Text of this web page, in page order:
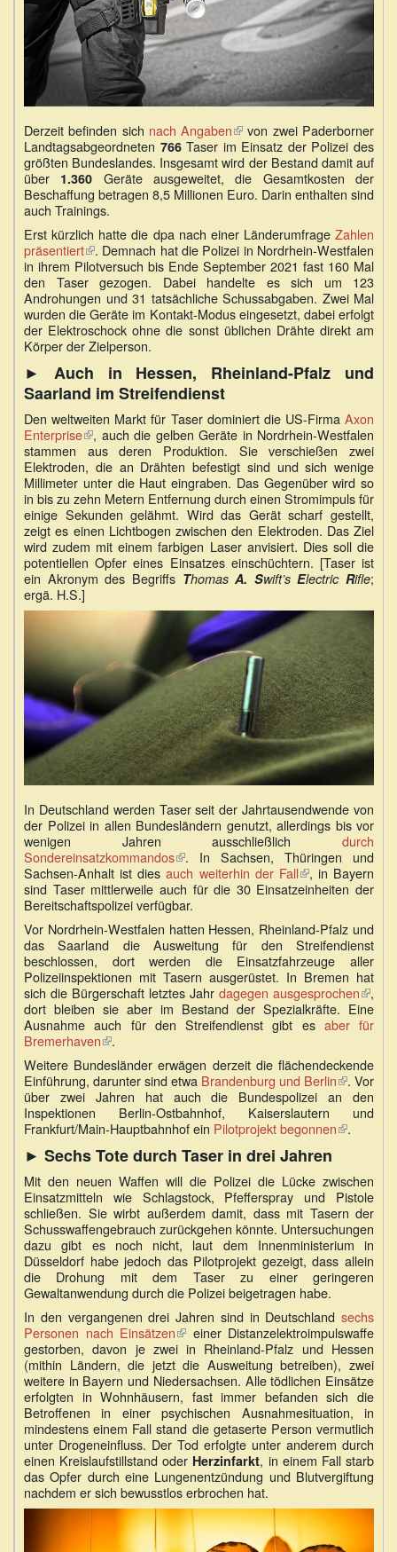
Derzeit befinden sich nach Angaben(Link
ist
extern)
von zwei Paderborner
Landtagsabgeordneten 766Taser im Einsatz der Polizei des
größten Bundeslandes. Insgesamt wird der Bestand damit auf
über 1.360 Geräte ausgeweitet, die Gesamtkosten der
Beschaffung betragen 8,5 Millionen Euro. Darin enthalten sind
auch Trainings.
Erst kürzlich hatte die dpa nach einer Länderumfrage Zahlen
präsentiert(Link
ist
extern)
. Demnach hat die Polizei in Nordrhein-Westfalen
in ihrem Pilotversuch bis Ende September 2021 fast 160 Mal
den Taser gezogen. Dabei handelte es sich um 123
Androhungen und 31 tatsächliche Schussabgaben. Zwei Mal
wurden die Geräte im Kontakt-Modus eingesetzt, dabei erfolgt
der Elektroschock ohne die sonst üblichen Drähte direkt am
Körper der Zielperson.
► Auch in Hessen, Rheinland-Pfalz und
Saarland im Streifendienst
Den weltweiten Markt für Taser dominiert die US-Firma Axon
Enterprise(Link
ist
extern)
, auch die gelben Geräte in Nordrhein-Westfalen
stammen aus deren Produktion. Sie verschießen zwei
Elektroden, die an Drähten befestigt sind und sich wenige
Millimeter unter die Haut eingraben. Das Gegenüber wird so
in bis zu zehn Metern Entfernung durch einen Stromimpuls für
einige Sekunden gelähmt. Wird das Gerät scharf gestellt,
zeigt es einen Lichtbogen zwischen den Elektroden. Das Ziel
wird zudem mit einem farbigen Laser anvisiert. Dies soll die
potentiellen Opfer eines Einsatzes einschüchtern. [Taser ist
ein Akronym des Begriffs ThomasA. Swift’sElectric Rifle;
ergä. H.S.]
In Deutschland werden Taser seit der Jahrtausendwende von
der Polizei in allen Bundesländern genutzt, allerdings bis vor
wenigen Jahren ausschließlich durch
Sondereinsatzkommandos(Link
ist
extern)
. In Sachsen, Thüringen und
Sachsen-Anhalt ist diesauch weiterhin der Fall(Link
ist
, in Bayern
sind Taser mittlerweile auch für die 30 Einsatzeinheiten der
Bereitschaftspolizei verfügbar.
Vor Nordrhein-Westfalen hatten Hessen, Rheinland-Pfalz und
das Saarland die Ausweitung für den Streifendienst
beschlossen, dort werden die Einsatzfahrzeuge aller
Polizeiinspektionen mit Tasern ausgerüstet. In Bremen hat
sich die Bürgerschaft letztes Jahr dagegen ausgesprochen(Link
ist
,
dort bleiben sie aber im Bestand der Spezialkräfte. Eine
Ausnahme auch für den Streifendienst gibt es aber für
Bremerhaven(Link
ist
extern)
.
Weitere Bundesländer erwägen derzeit die flächendeckende
Einführung, darunter sind etwa Brandenburg und Berlin(Link
ist
extern)
. Vor
über zwei Jahren hat auch die Bundespolizei an den
Inspektionen Berlin-Ostbahnhof, Kaiserslautern und
Frankfurt/Main-Hauptbahnhof ein Pilotprojekt begonnen(Link
.
► Sechs Tote durch Taser in drei Jahren
Mit den neuen Waffen will die Polizei die Lücke zwischen
Einsatzmitteln wie Schlagstock, Pfefferspray und Pistole
schließen. Sie wirbt außerdem damit, dass mit Tasern der
Schusswaffengebrauch zurückgehen könnte. Untersuchungen
dazu gibt es noch nicht, laut dem Innenministerium in
Düsseldorf habe jedoch das Pilotprojekt gezeigt, dass allein
die Drohung mit dem Taser zu einer geringeren
Gewaltanwendung durch die Polizei beigetragen habe.
In den vergangenen drei Jahren sind in Deutschland sechs
Personen nach Einsätzen(Link
ist
extern)
einer Distanzelektroimpulswaffe
gestorben, davon je zwei in Rheinland-Pfalz und Hessen
(mithin Ländern, die jetzt die Ausweitung betreiben), zwei
weitere in Bayern und Niedersachsen. Alle tödlichen Einsätze
erfolgten in Wohnhäusern, fast immer befanden sich die
Betroffenen in einer psychischen Ausnahmesituation, in
mindestens einem Fall stand die getaserte Person vermutlich
unter Drogeneinfluss. Der Tod erfolgte unter anderem durch
einen Kreislaufstillstand oder Herzinfarkt, in einem Fall starb
das Opfer durch eine Lungenentzündung und Blutvergiftung
nachdem er sich bewusstlos erbrochen hat.